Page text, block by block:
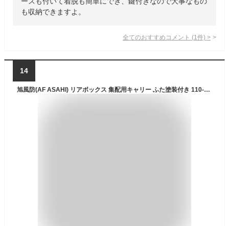
も収納できますよ。
全てのおすすめコメント (1 件) >
14
旭風防(AF ASAHI) リアボックス 集配用キャリー ふた塗装付き 110-148L 大容量収納 ふた白/本体白 AB-5W